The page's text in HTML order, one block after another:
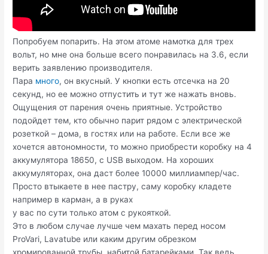
Попробуем попарить. На этом атоме намотка для трех
вольт, но мне она больше всего понравилась на 3.6, если
верить заявлению производителя.
Пара много, он вкусный. У кнопки есть отсечка на 20
секунд, но ее можно отпустить и тут же нажать вновь.
Ощущения от парения очень приятные. Устройство
подойдет тем, кто обычно парит рядом с электрической
розеткой – дома, в гостях или на работе. Если все же
хочется автономности, то можно приобрести коробку на 4
аккумулятора 18650, с USB выходом. На хороших
аккумуляторах, она даст более 10000 миллиампер/час.
Просто втыкаете в нее пастру, саму коробку кладете
например в карман, а в руках
у вас по сути только атом с рукояткой.
Это в любом случае лучше чем махать перед носом
ProVari, Lavatube или каким другим обрезком